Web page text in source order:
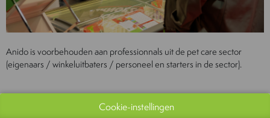
Anido is voorbehouden aan professionnals uit de pet care sector
(eigenaars / winkeluitbaters / personeel en starters in de sector).
Bezoekersprofiel:Cookie-instellingen